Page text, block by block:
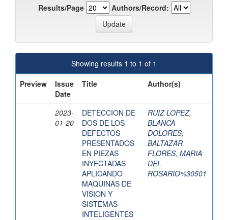
Results/Page
Authors/Record:
Showing results 1 to 1 of 1
Preview
Issue
Date
Title Author(s)
2023-
01-20
DETECCION DE
DOS DE LOS
DEFECTOS
PRESENTADOS
EN PIEZAS
INYECTADAS
APLICANDO
MAQUINAS DE
VISION Y
SISTEMAS
INTELIGENTES
RUIZ LOPEZ,
BLANCA
DOLORES;
BALTAZAR
FLORES, MARIA
DEL
ROSARIO%30501